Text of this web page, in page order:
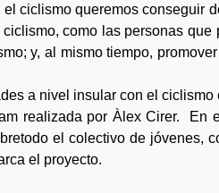
ciclismo queremos conseguir
como las personas
y, al mismo tiempo,
a nivel insular con el
realizada por Àlex Cirer. En
el colectivo de jóvenes,
el proyecto.